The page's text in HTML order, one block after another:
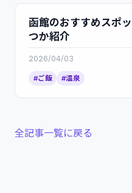
函館のおすすめスポ
つか紹介
2026/04/03
#ご飯 #温泉
全記事一覧に戻る